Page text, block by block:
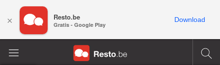
× Resto.be
Gratis - Google Play
Download